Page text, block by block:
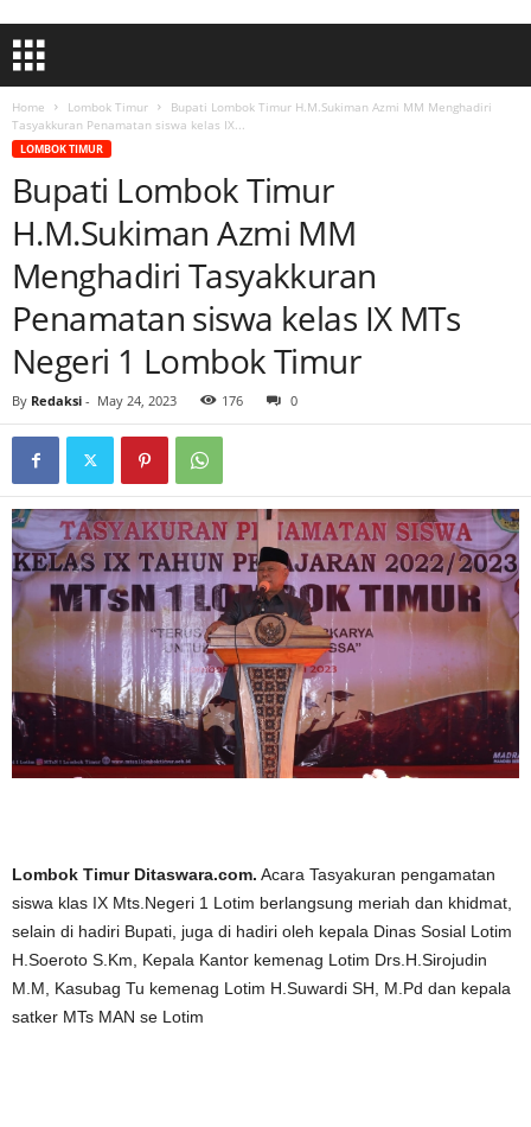
Home Lombok Timur
Bupati Lombok Timur H.M.Sukiman Azmi MM Menghadiri
Tasyakkuran Penamatan siswa kelas IX...
LOMBOK TIMUR
Bupati Lombok Timur
H.M.Sukiman Azmi MM
Menghadiri Tasyakkuran
Penamatan siswa kelas IX MTs
Negeri 1 Lombok Timur
By Redaksi - May 24, 2023 176 0
Lombok Timur Ditaswara.com. Acara Tasyakuran pengamatan
siswa klas IX Mts.Negeri 1 Lotim berlangsung meriah dan khidmat,
selain di hadiri Bupati, juga di hadiri oleh kepala Dinas Sosial Lotim
H.Soeroto S.Km, Kepala Kantor kemenag Lotim Drs.H.Sirojudin
M.M, Kasubag Tu kemenag Lotim H.Suwardi SH, M.Pd dan kepala
satker MTs MAN se Lotim